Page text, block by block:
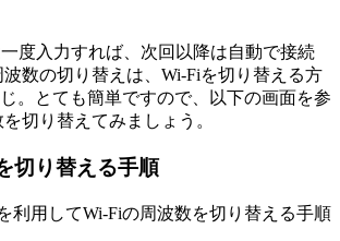
度入力すれば、次回以降は自動で接続
波数の切り替えは、Wi-Fiを切り替える方
。とても簡単ですので、以下の画面を参
切り替えてみましょう。
切り替える手順
利用してWi-Fiの周波数を切り替える手順